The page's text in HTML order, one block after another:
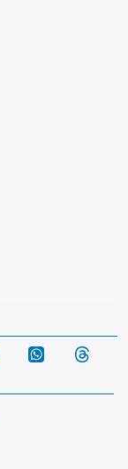
Telegram WhatsApp